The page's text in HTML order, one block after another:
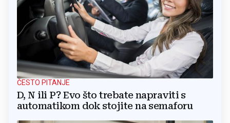
ČESTO PITANJE
D, N ili P? Evo što trebate napraviti s
automatikom dok stojite na semaforu